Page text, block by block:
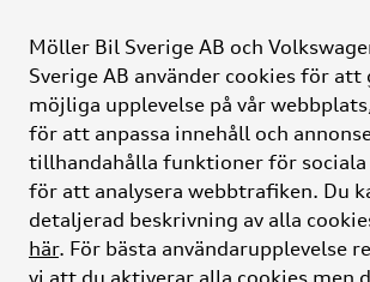
Möller Bil Sverige AB och
Sverige AB använder cookies för att
möjliga upplevelse på vår
för att anpassa innehåll och
tillhandahålla funktioner för sociala
för att analysera webbtrafiken. Du
detaljerad beskrivning av alla
här. För bästa användarupplevelse
vi att du aktiverar alla cookies men
Uppläggnings- och
tillkommer. Erbjudandet gäller
2026.
Möller Bil Sverige
Kontakt
Bilar